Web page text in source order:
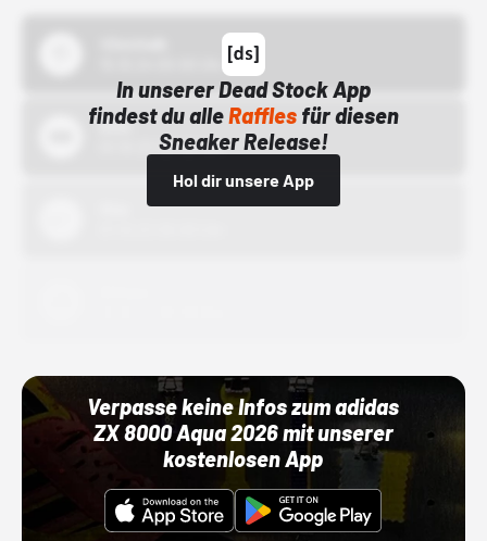
In unserer Dead Stock App
findest du alleRafflesfür diesen
Sneaker Release!
Hol dir unsere App
Bstn
01.10.22 00:00 Uhr
Verpasse keine Infos zum adidas
ZX 8000 Aqua 2026 mit unserer
kostenlosen App